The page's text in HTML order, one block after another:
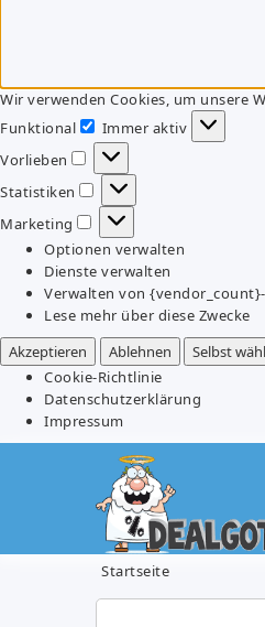
Wir verwenden Cookies, um unsere
Funktional
Funktional
Immer aktiv
Vorlieben
Vorlieben
Statistiken
Statistiken
Marketing
Marketing
Optionen verwalten
Dienste verwalten
Verwalten von
Lese mehr über diese Zwecke
Akzeptieren
Ablehnen Selbst
Cookie-Richtlinie
Datenschutzerklärung
Impressum
Startseite